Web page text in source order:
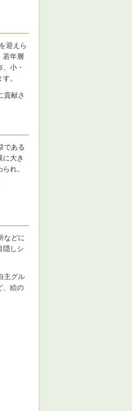
迎えら
若年層
小・
。
貢献さ
である
大き
れ、
などに
隠しシ
主グル
、絵の